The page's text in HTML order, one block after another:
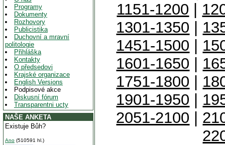
Programy
Dokumenty
Rozhovory
Publicistika
Duchovní a mravní
politologie
Přihláška
Kontakty
O předsedovi
Krajské organizace
English Versions
Podpisové akce
Diskusní fórum
Transparentni ucty
NAŠE ANKETA
Existuje Bůh?
Ano (510591 hl.)
1151-1200
1301-1350
1451-1500
1601-1650
1751-1800
1901-1950
2051-2100